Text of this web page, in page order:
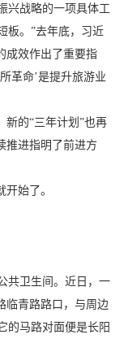
兴战略的一项具体工
板。”去年底，习近
成效作出了重要指
革命’是提升旅游业
新的“三年计划”也再
推进指明了前进方
始了。
共卫生间。近日，一
临青路路口，与周边
的马路对面便是长阳